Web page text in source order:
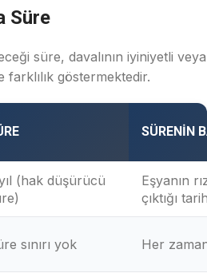
Süre
süre, davalının iyiniyetli veya
farklılık göstermektedir.
SÜRENIN
(hak düşürücü
Eşyanın
çıktığı
sınırı yok Her